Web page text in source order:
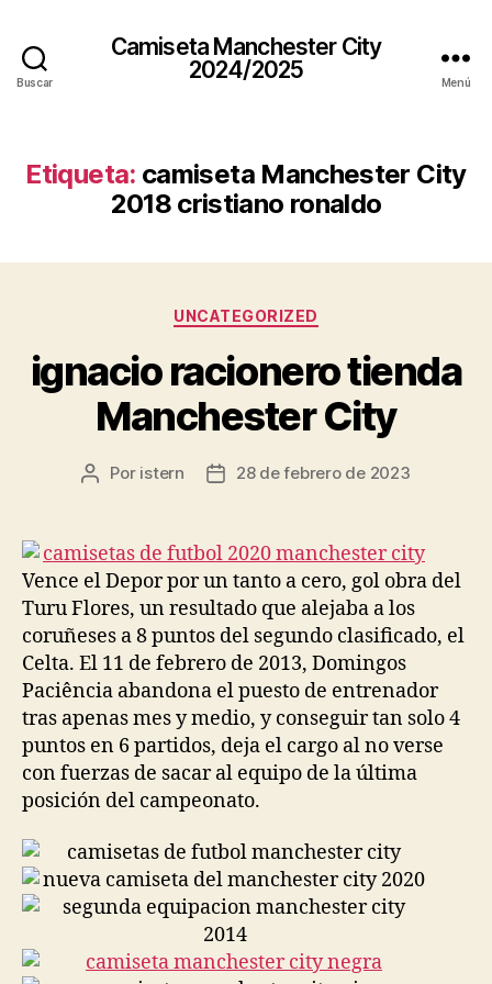
Buscar
Camiseta Manchester City
2024/2025
Menú
Etiqueta: camiseta Manchester City
2018 cristiano ronaldo
Categorías
UNCATEGORIZED
ignacio racionero tienda
Manchester City
Autor
entrada
Por istern
Fecha
entrada
28 de febrero de 2023
Vence el Depor por un tanto a cero, gol obra del
Turu Flores, un resultado que alejaba a los
coruñeses a 8 puntos del segundo clasificado, el
Celta. El 11 de febrero de 2013, Domingos
Paciência abandona el puesto de entrenador
tras apenas mes y medio, y conseguir tan solo 4
puntos en 6 partidos, deja el cargo al no verse
con fuerzas de sacar al equipo de la última
posición del campeonato.